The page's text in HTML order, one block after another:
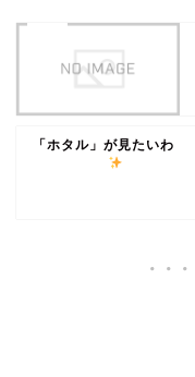
「ホタル」が見たいわ